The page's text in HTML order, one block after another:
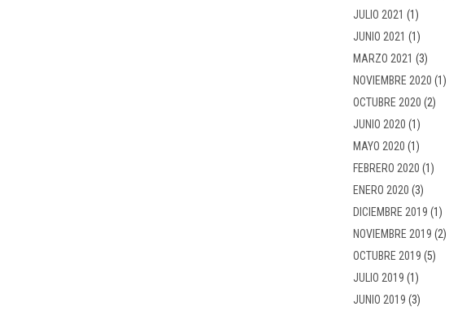
JULIO 2021 (1)
JUNIO 2021 (1)
MARZO 2021 (3)
NOVIEMBRE 2020 (1)
OCTUBRE 2020 (2)
JUNIO 2020 (1)
MAYO 2020 (1)
FEBRERO 2020 (1)
ENERO 2020 (3)
DICIEMBRE 2019 (1)
NOVIEMBRE 2019 (2)
OCTUBRE 2019 (5)
JULIO 2019 (1)
JUNIO 2019 (3)